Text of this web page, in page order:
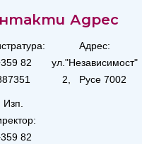
82
Изп.
82
Адрес
Адрес:
ул."Независимост"
2, Русе 7002